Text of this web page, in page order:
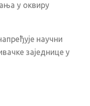
у оквиру
научни
заједнице у